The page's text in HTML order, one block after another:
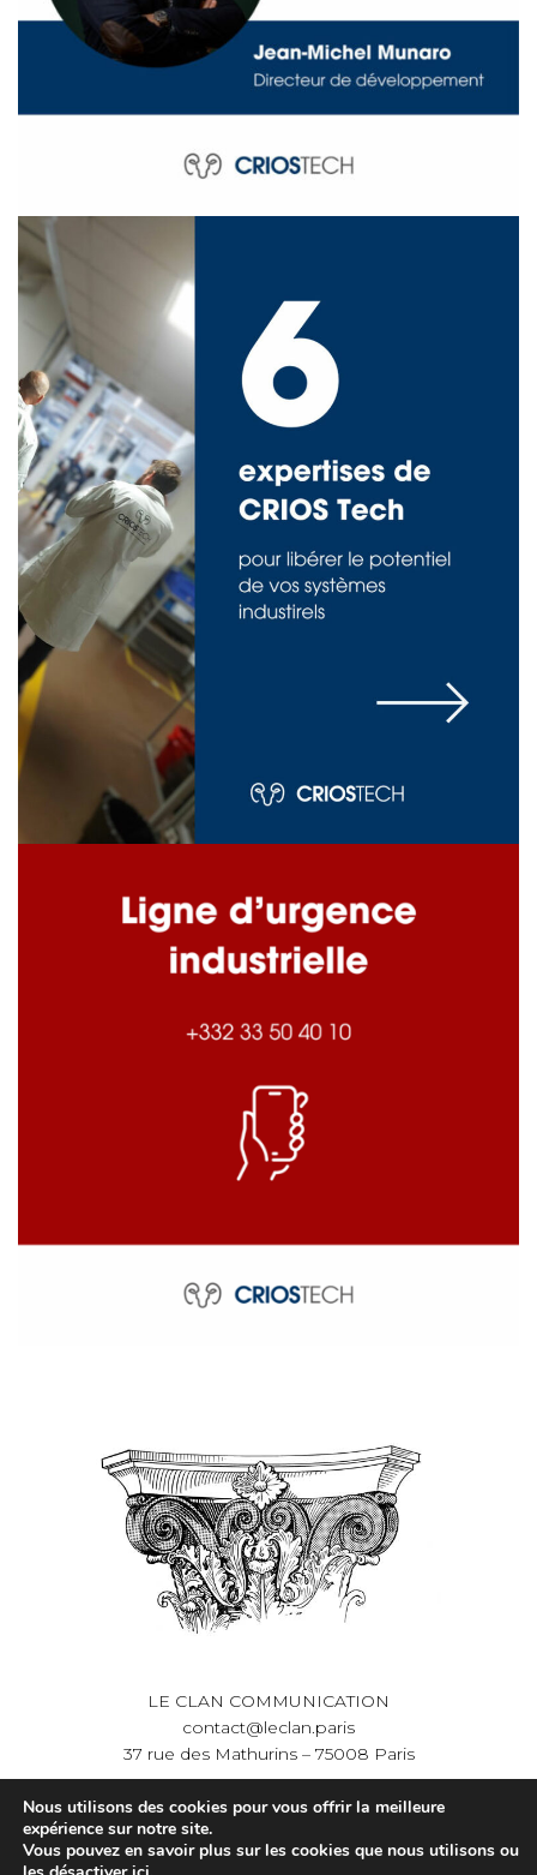
LE CLAN COMMUNICATION
contact@leclan.paris
37 rue des Mathurins – 75008 Paris
©Le Clan Communication 2025
Mentions légales et
Nous utilisons des cookies pour vous offrir la meilleure
expérience sur notre site.
Vous pouvez en savoir plus sur les cookies que nous utilisons ou